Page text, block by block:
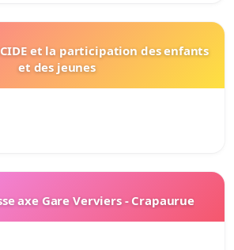
et la participation des enfants
et des jeunes
axe Gare Verviers - Crapaurue